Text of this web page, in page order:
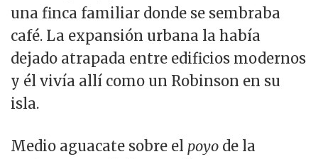
una finca familiar donde se sembraba
café. La expansión urbana la había
dejado atrapada entre edificios modernos
y él vivía allí como un Robinson en su
isla.
Medio aguacate sobre el poyo de la